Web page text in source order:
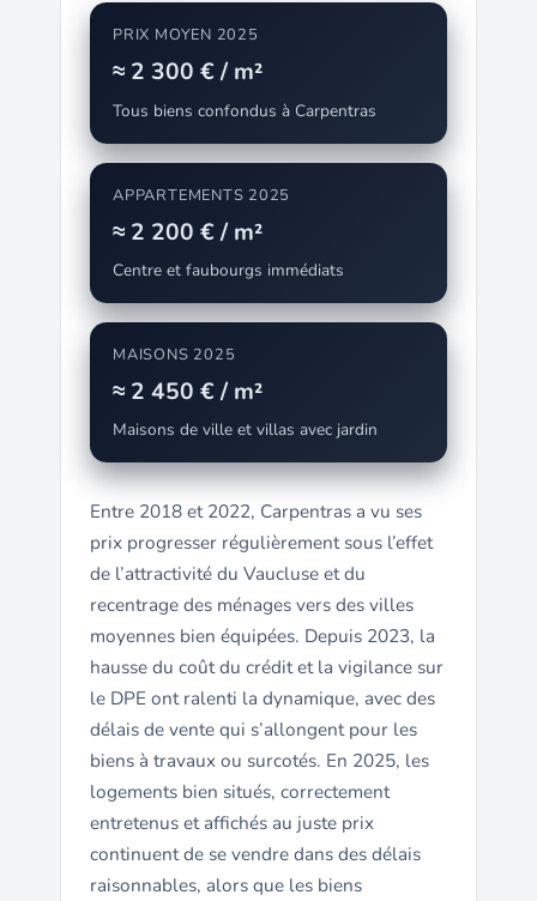
PRIX MOYEN 2025
≈ 2 300 € / m²
Tous biens confondus à Carpentras
APPARTEMENTS 2025
≈ 2 200 € / m²
Centre et faubourgs immédiats
MAISONS 2025
≈ 2 450 € / m²
Maisons de ville et villas avec jardin
Entre 2018 et 2022, Carpentras a vu ses
prix progresser régulièrement sous l’effet
de l’attractivité du Vaucluse et du
recentrage des ménages vers des villes
moyennes bien équipées. Depuis 2023, la
hausse du coût du crédit et la vigilance sur
le DPE ont ralenti la dynamique, avec des
délais de vente qui s’allongent pour les
biens à travaux ou surcotés. En 2025, les
logements bien situés, correctement
entretenus et affichés au juste prix
continuent de se vendre dans des délais
raisonnables, alors que les biens